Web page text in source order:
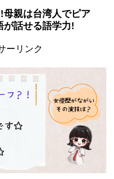
親は台湾人でピア
が話せる語学力!
ーリンク